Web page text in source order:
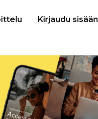
Kirjaudu sisään